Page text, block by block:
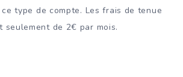
type de compte. Les frais de tenue
seulement de 2€ par mois.